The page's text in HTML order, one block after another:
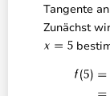
Tangente
Zunächst